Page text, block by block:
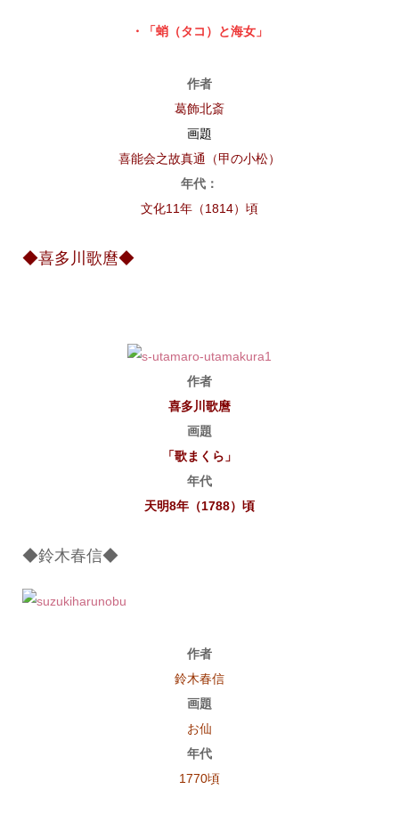
・「蛸（タコ）と海女」
作者
葛飾北斎
画題
喜能会之故真通（甲の小松）
年代：
文化11年（1814）頃
◆喜多川歌麿◆
作者
喜多川歌麿
画題
「歌まくら」
年代
天明8年（1788）頃
◆鈴木春信◆
作者
鈴木春信
画題
お仙
年代
1770頃